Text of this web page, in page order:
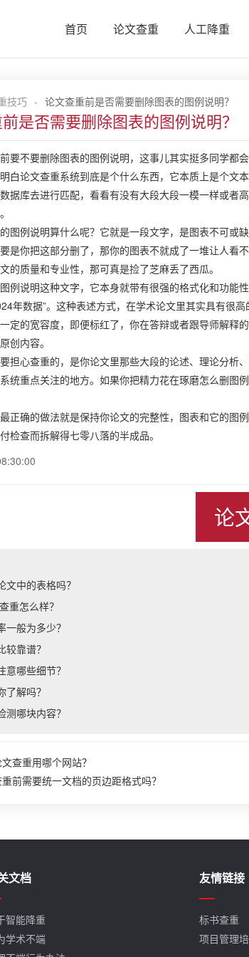
首页 论文查重 人工降重
技巧 - 论文查重前是否需要删除图表的图例说明？
是否需要删除图表的图例说明？
前要不要删除图表的图例说明，这事儿其实挺多同学都
白论文查重系统到底是个什么东西，它本质上是个
据库去进行匹配，看看有没有大段大段一模一样或者
图例说明算什么呢？它就是一段文字，是图表不可或
是你把这部分删了，那你的图表不就成了一堆让人
的质量和专业性，那可真是捡了芝麻丢了西瓜。
例说明这种文字，它本身就带有很强的格式化和功能
年数据”。这种表述方式，在学术论文里其实具有很
定的宽容度，即便标红了，你在答辩或者跟导师解释
创内容。
担心查重的，是你论文里那些大段的论述、理论分析
统重点关注的地方。如果你把精力花在琢磨怎么删图
正确的做法就是保持你论文的完整性，图表和它的图
检查而拆解得七零八落的半成品。
论
文中的表格吗？
重怎么样？
一般为多少？
较靠谱？
意哪些细节？
了解吗？
测哪块内容？
查重用哪个网站？
前需要统一文档的页边距格式吗？
文档
智能降重
学术不端
友情链接
标书查重
项目管理